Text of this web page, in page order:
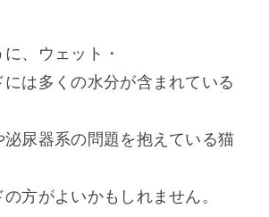
、ウェット・
は多くの水分が含まれている
泌尿器系の問題を抱えている猫
方がよいかもしれません。